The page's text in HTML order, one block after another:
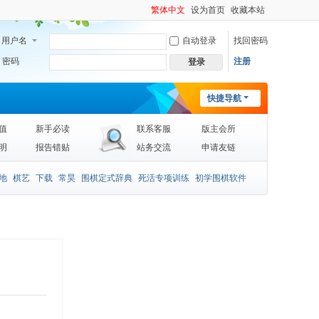
繁体中文 设为首页 收藏本站
用户名 自动登录 找回密码
密码 登录 注册
快捷导航
新手必读
报告错贴
联系客服
版主会所
站务交流
申请友链
棋艺 下载 常昊 围棋定式辞典 死活专项训练 初学围棋软件